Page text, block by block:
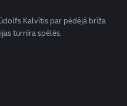
Kalvītis par pēdējā brīža
turnīra spēlēs.